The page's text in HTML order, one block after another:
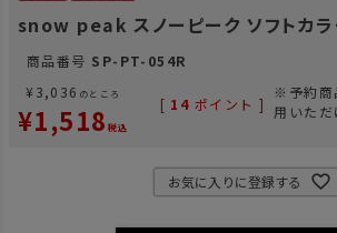
snow peak スノーピーク ソフトカラ
商品番号 SP-PT-054R
¥ 3,036 のところ
¥1,518 税込
[ 14 ポイント ]
※予約商
用いただ
お気に入りに登録する